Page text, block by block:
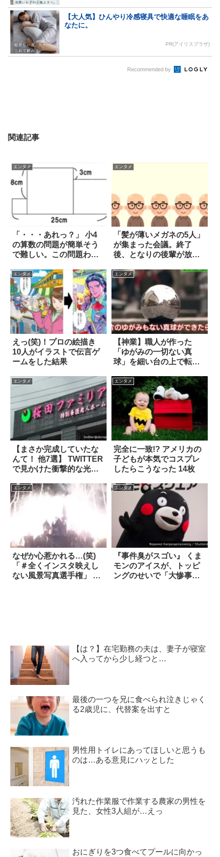
【大人気】ひんやり冷感寝具で快適な睡眠をあ
なたに。
PR(アイリスプラザ)
Recommended by
関連記事
エンタメ
「・・・あれっ？」 小4
の算数の問題が簡単そう
で難しい。この問題わか
エンタメ
「髪が薄いメガネの5人」
が集まった会議。終了
後、となりの後輩が放っ
エンタメ
えっ(笑)！プロの絵描き
10人がイラストで伝言ゲ
ームをした結果
エンタメ
【神業】職人が作った
「ゆがみの一切ない真
球」を細い台の上で転が
エンタメ
【まさか完成していたな
んて！ 他7選】 TWITTER
で見かけた衝撃的な光景
エンタメ
完全に一致!? アメリカの
子どもが本気でコスプレ
したらこうなった 14枚
エンタメ
なぜか心惹かれる…(笑)
「＃全くインスタ映えし
ない風景写真選手権」 7
エンタメ
『事件臭がスゴい』 くま
モンのアイスが、トッピ
ングのせいで「大惨事」
【は？】在宅勤務の夫は、妻子が寝室
へ入ってから少し経つと…
最後の一つを兄に食べられ泣きじゃく
る2歳児に、代替案を出すと
男性用トイレにあってほしいと思うも
のは…ある意見にハッとした
汚れた作業服で作業する農家の男性を
見た、女性3人組が…えっ
おにぎりを3つ食べてプールに向かっ